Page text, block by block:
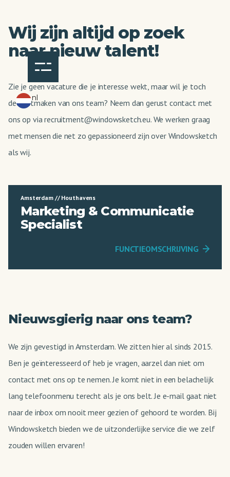
nl
Wij zijn altijd op zoek
naar nieuw talent!
Zie je geen vacature die je interesse wekt, maar wil je toch
deel uitmaken van ons team? Neem dan gerust contact met
ons op via recruitment@windowsketch.eu. We werken graag
met mensen die net zo gepassioneerd zijn over Windowsketch
als wij.
Amsterdam // Houthavens
Marketing & Communicatie
Specialist
FUNCTIEOMSCHRIJVING
Nieuwsgierig naar ons team?
We zijn gevestigd in Amsterdam. We zitten hier al sinds 2015.
Ben je geïnteresseerd of heb je vragen, aarzel dan niet om
contact met ons op te nemen. Je komt niet in een belachelijk
lang telefoonmenu terecht als je ons belt. Je e-mail gaat niet
naar de inbox om nooit meer gezien of gehoord te worden. Bij
Windowsketch bieden we de uitzonderlijke service die we zelf
zouden willen ervaren!